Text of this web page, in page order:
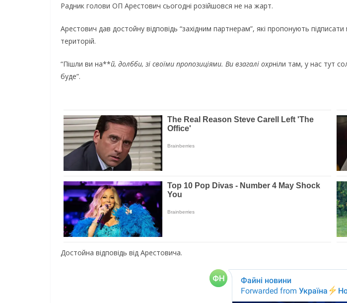
Радник голови ОП Арестович сьогодні розійшовся не на жарт.
Арестович дав достойну відповідь “західним партнерам”, які пропонують
територій.
“Пішли ви на**й, долбби, зі своїми пропозиціями. Ви взагалі охрніли там, у нас тут
буде”.
Достойна відповідь від Арестовича.